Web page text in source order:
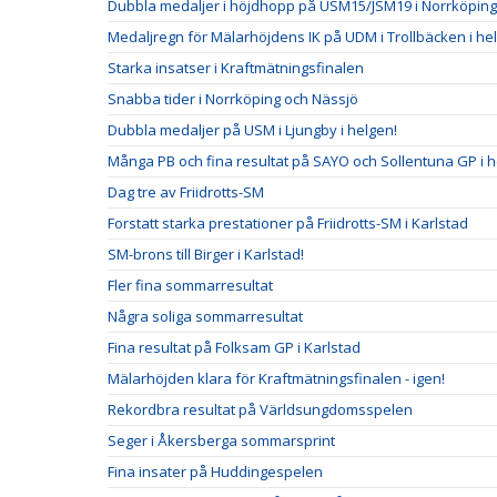
Dubbla medaljer i höjdhopp på USM15/JSM19 i Norrköping
Medaljregn för Mälarhöjdens IK på UDM i Trollbäcken i
Starka insatser i Kraftmätningsfinalen
Snabba tider i Norrköping och Nässjö
Dubbla medaljer på USM i Ljungby i helgen!
Många PB och fina resultat på SAYO och Sollentuna GP i
Dag tre av Friidrotts-SM
Forstatt starka prestationer på Friidrotts-SM i Karlstad
SM-brons till Birger i Karlstad!
Fler fina sommarresultat
Några soliga sommarresultat
Fina resultat på Folksam GP i Karlstad
Mälarhöjden klara för Kraftmätningsfinalen - igen!
Rekordbra resultat på Världsungdomsspelen
Seger i Åkersberga sommarsprint
Fina insater på Huddingespelen